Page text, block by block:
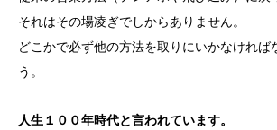
それはその場凌ぎでしからありません。
どこかで必ず他の方法を取りにいかなければ
う。
人生１００年時代と言われています。